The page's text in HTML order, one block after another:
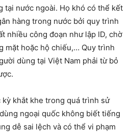
tại nước ngoài. Họ khó có thể kết
hàng trong nước bởi quy trình
nhiều công đoạn như lập ID, chờ
mặt hoặc hộ chiếu,… Quy trình
dùng tại Việt Nam phải từ bỏ
kỳ khắt khe trong quá trình sử
ngoại quốc không biết tiếng
dễ sai lệch và có thể vi phạm